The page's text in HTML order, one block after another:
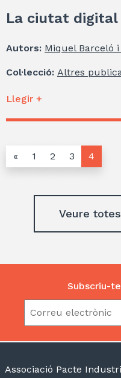
La ciutat digital
Autors: Miquel Barceló i
Col·lecció: Altres
Llegir +
« 1 2 3 4
Veure
Subscriu-
Associació Pacte